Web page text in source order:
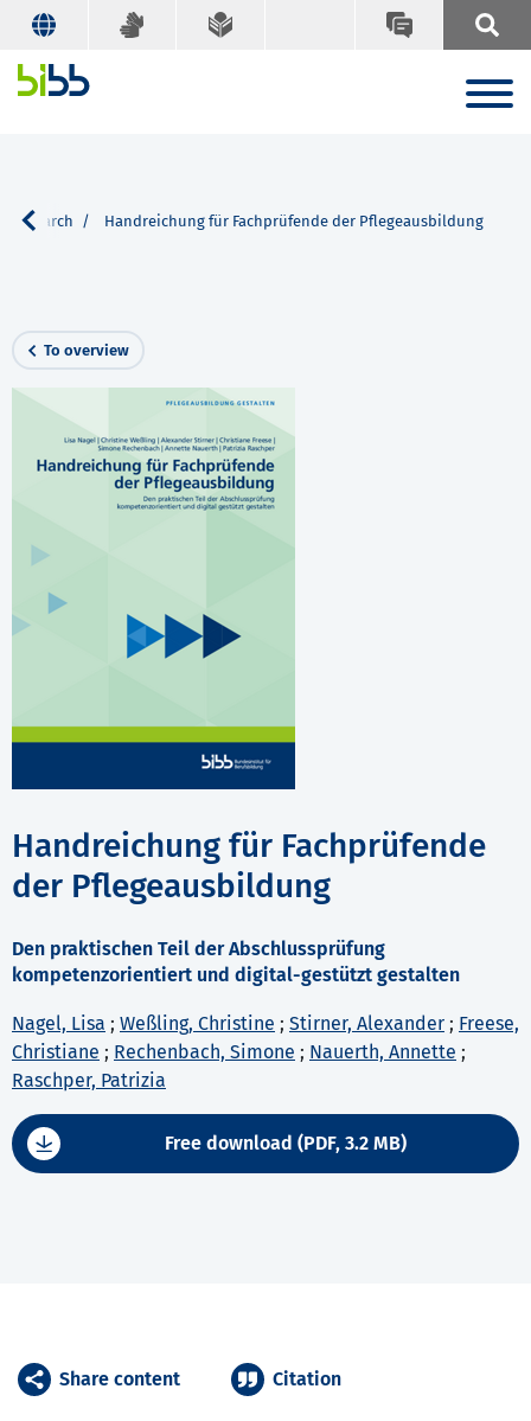
Search Handreichung für Fachprüfende der Pflegeausbildung
To overview
Handreichung für Fachprüfende
der Pflegeausbildung
Den praktischen Teil der Abschlussprüfung
kompetenzorientiert und digital-gestützt gestalten
Nagel, Lisa ; Weßling, Christine ; Stirner, Alexander ; Freese,
Christiane ; Rechenbach, Simone ; Nauerth, Annette ;
Raschper, Patrizia
Free download (PDF, 3.2 MB)
Share content Citation